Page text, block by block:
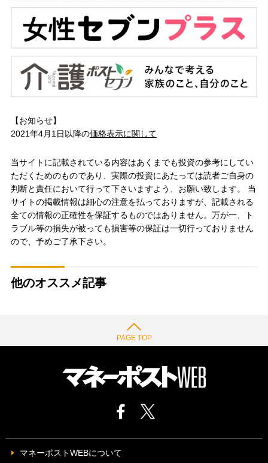
【お知らせ】
2021年4月1日以降の価格表示に関して
当サイトに記載されている内容はあくまでも投資の参考にしてい
ただくためのものであり、実際の投資にあたっては読者ご自身の
判断と責任において行って下さいますよう、お願い致します。 当
サイトの掲載情報は細心の注意を払っておりますが、記載される
全ての情報の正確性を保証するものではありません。万が一、ト
ラブル等の損失が被っても損害等の保証は一切行っておりません
ので、予めご了承下さい。
他のオススメ記事
PAGE TOP
マネーポストWEBについて